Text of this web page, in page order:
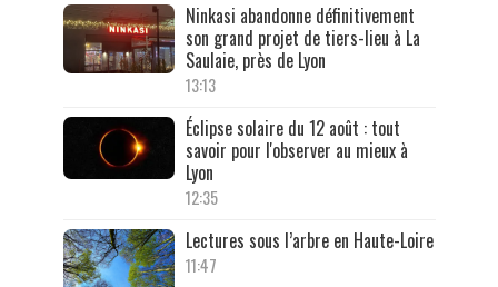
Ninkasi abandonne définitivement
son grand projet de tiers-lieu à La
Saulaie, près de Lyon
13:13
Éclipse solaire du 12 août : tout
savoir pour l'observer au mieux à
Lyon
12:35
Lectures sous l’arbre en Haute-Loire
11:47